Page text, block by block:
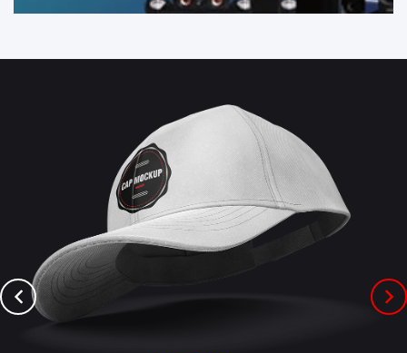
Previous Next